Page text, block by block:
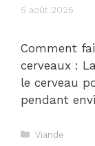
5 août 2026
Comment
cerveaux :
le cerveau
pendant
Catégories
Viande